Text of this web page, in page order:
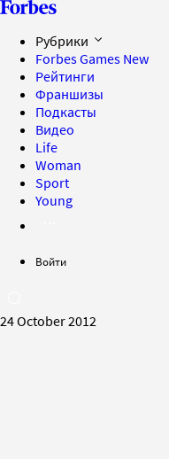
Рубрики
Forbes Games New
Рейтинги
Франшизы
Подкасты
Видео
Life
Woman
Sport
Young
Войти
24 October 2012